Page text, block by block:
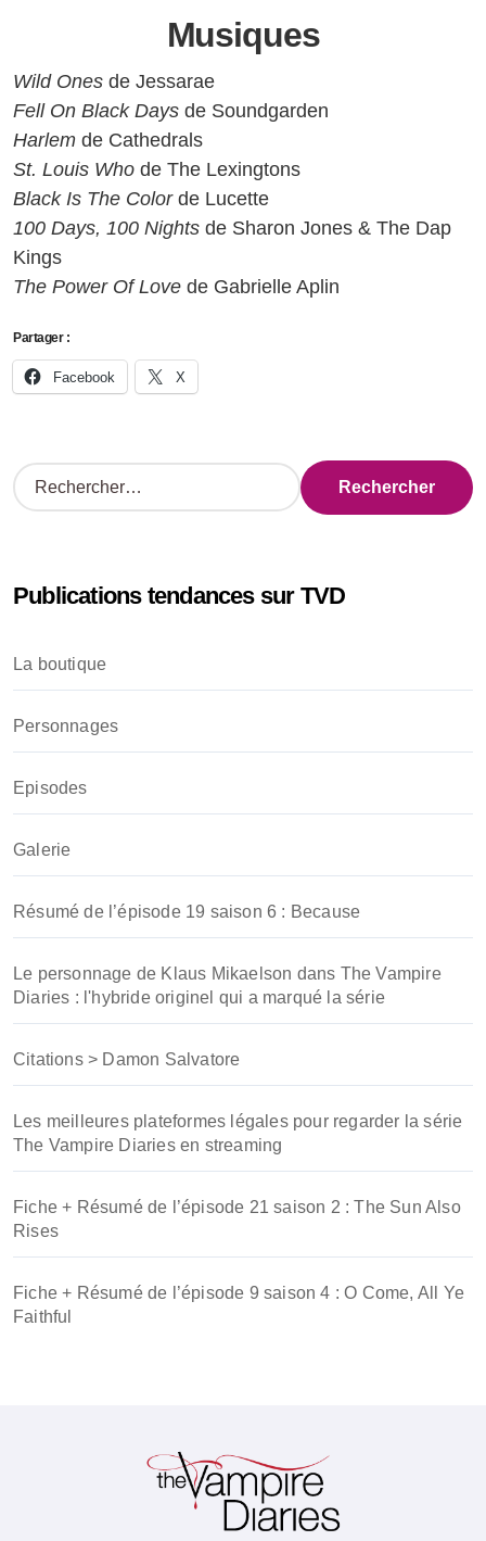
Musiques
Wild Ones de Jessarae
Fell On Black Days de Soundgarden
Harlem de Cathedrals
St. Louis Who de The Lexingtons
Black Is The Colorde Lucette
100 Days, 100 Nights de Sharon Jones & The Dap
Kings
The Power Of Love de Gabrielle Aplin
Partager :
Facebook X
R
e
r
e
r
:
Publications tendances sur TVD
La boutique
Personnages
Episodes
Galerie
Résumé de l’épisode 19 saison 6 : Because
Le personnage de Klaus Mikaelson dans The Vampire
Diaries : l'hybride originel qui a marqué la série
Citations > Damon Salvatore
Les meilleures plateformes légales pour regarder la série
The Vampire Diaries en streaming
Fiche + Résumé de l’épisode 21 saison 2 : The Sun Also
Rises
Fiche + Résumé de l’épisode 9 saison 4 : O Come, All Ye
Faithful